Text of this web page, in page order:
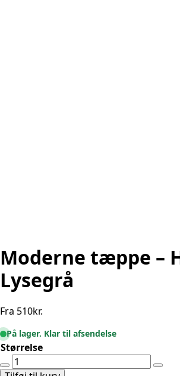
Moderne tæppe –
Lysegrå
Fra 510kr.
På lager. Klar til afsendelse
Størrelse
Moderne